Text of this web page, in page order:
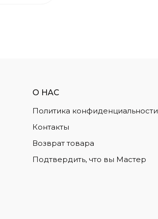
О НАС
Политика конфиденциальности
Контакты
Возврат товара
Подтвердить, что вы Мастер